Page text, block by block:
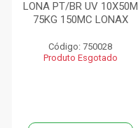
LONA PT/BR UV 10X50M
75KG 150MC LONAX
Código: 750028
Produto Esgotado